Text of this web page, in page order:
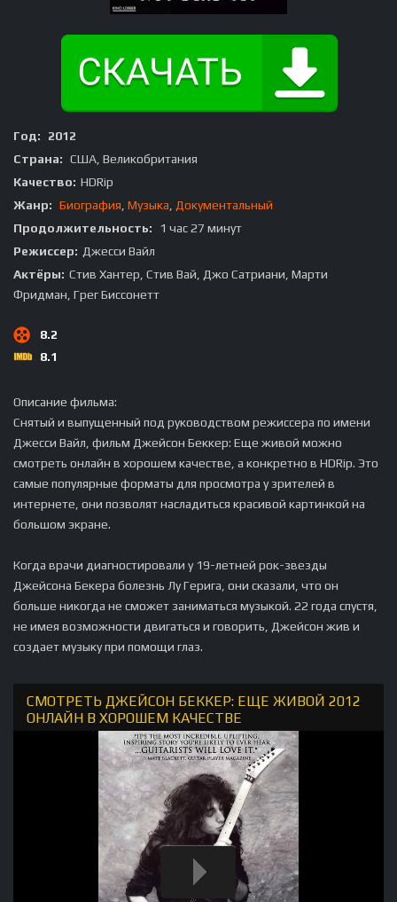
Год:
2012
Страна: США, Великобритания
Качество: HDRip
Жанр: Биография Музыка
Документальный
Продолжительность:
1 час 27 минут
Режиссер: Джесси Вайл
Актёры: Стив Хантер, Стив Вай, Джо Сатриани, Марти
Фридман, Грег Биссонетт
8.2
8.1
Описание фильма:
Снятый и выпущенный под руководством режиссера по имени
Джесси Вайл, фильм Джейсон Беккер: Еще живой можно
смотреть онлайн в хорошем качестве, а конкретно в HDRip. Это
самые популярные форматы для просмотра у зрителей в
интернете, они позволят насладиться красивой картинкой на
большом экране.
Когда врачи диагностировали у 19-летней рок-звезды
Джейсона Бекера болезнь Лу Герига, они сказали, что он
больше никогда не сможет заниматься музыкой. 22 года спустя,
не имея возможности двигаться и говорить, Джейсон жив и
создает музыку при помощи глаз.
СМОТРЕТЬ ДЖЕЙСОН БЕККЕР: ЕЩЕ ЖИВОЙ 2012
ОНЛАЙН В ХОРОШЕМ КАЧЕСТВЕ